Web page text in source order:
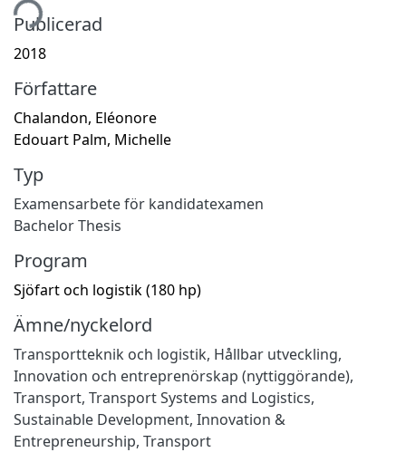
Publicerad
2018
Författare
Chalandon, Eléonore
Edouart Palm, Michelle
Typ
Examensarbete för kandidatexamen
Bachelor Thesis
Program
Sjöfart och logistik (180 hp)
Ämne/nyckelord
Transportteknik och logistik, Hållbar utveckling,
Innovation och entreprenörskap (nyttiggörande),
Transport, Transport Systems and Logistics,
Sustainable Development, Innovation &
Entrepreneurship, Transport